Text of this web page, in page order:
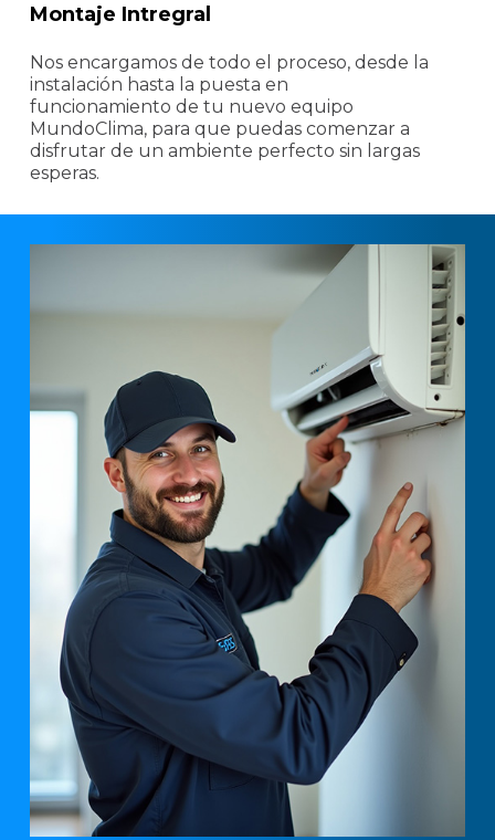
Montaje Intregral
Nos encargamos de todo el proceso, desde la
instalación hasta la puesta en
funcionamiento de tu nuevo equipo
MundoClima, para que puedas comenzar a
disfrutar de un ambiente perfecto sin largas
esperas.